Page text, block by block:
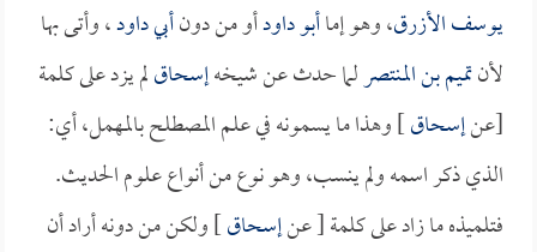
يوسف الأزرق، وهو إماأبو داودأو من دونأبي داود، وأتى بها
لأنتميم بن المنتصرلما حدث عن شيخهإسحاقلم يزد على كلمة
[عنإسحاق] وهذا ما يسمونه في علم المصطلح بالمهمل، أي:
الذي ذكر اسمه ولم ينسب، وهو نوع من أنواع علوم الحديث.
فتلميذه ما زاد على كلمة [ عنإسحاق] ولكن من دونه أراد أن